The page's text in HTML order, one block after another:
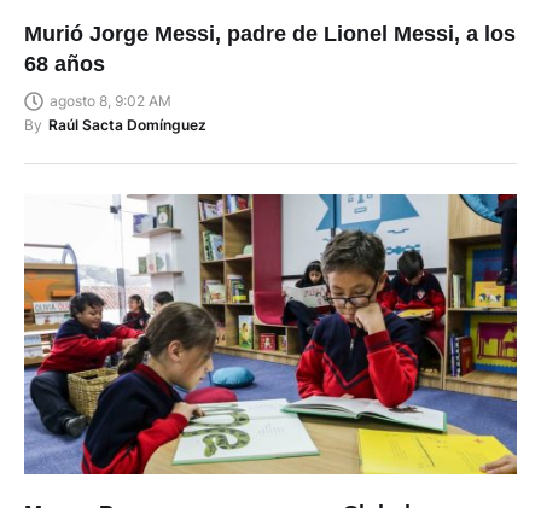
Murió Jorge Messi, padre de Lionel Messi, a los
68 años
agosto 8, 9:02 AM
By Raúl Sacta Domínguez